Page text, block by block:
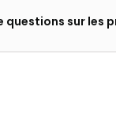
questions sur les